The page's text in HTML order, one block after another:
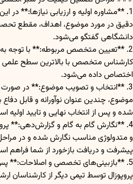
1. **مشاوره اولیه و ارزیابی نیازها:** در
دقیق در مورد موضوع، اهداف، مقطع
دانشگاهی گفتگو می‌شود.
2. **تعیین متخصص مربوطه:** با توجه
کارشناس متخصص با بالاترین سطح علمی
اختصاص داده می‌شود.
3. **انتخاب و تصویب موضوع:** در صورت
موضوع، چندین عنوان نوآورانه و قابل
شده و پس از انتخاب نهایی و تایید اولیه
4. **نگارش گام به گام و گزارش‌دهی:**
و متدولوژی مناسب نگارش شده و در
پیشرفت و دریافت بازخورد از شما فراهم
5. **بازبینی‌های تخصصی و اصلاحات:** پس
پروپوزال توسط تیمی دیگر از کارشناسان